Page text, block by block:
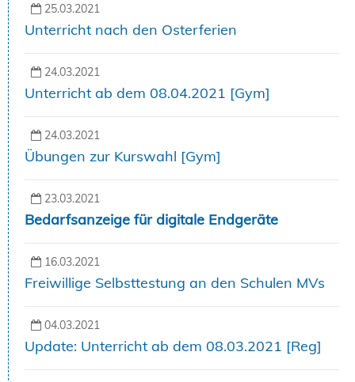
25.03.2021
Unterricht nach den Osterferien
24.03.2021
Unterricht ab dem 08.04.2021 [Gym]
24.03.2021
Übungen zur Kurswahl [Gym]
23.03.2021
Bedarfsanzeige für digitale Endgeräte
16.03.2021
Freiwillige Selbsttestung an den Schulen MVs
04.03.2021
Update: Unterricht ab dem 08.03.2021 [Reg]